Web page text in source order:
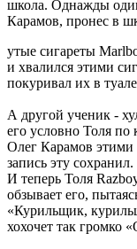
школа. Однажды
Карамов, пронес в
утые сигареты
и хвалился этими
покуривал их в
А другой ученик -
его условно Толя по
Олег Карамов этими
запись эту сохранил.
И теперь Толя
обзывает его,
«Курильщик,
хохочет так